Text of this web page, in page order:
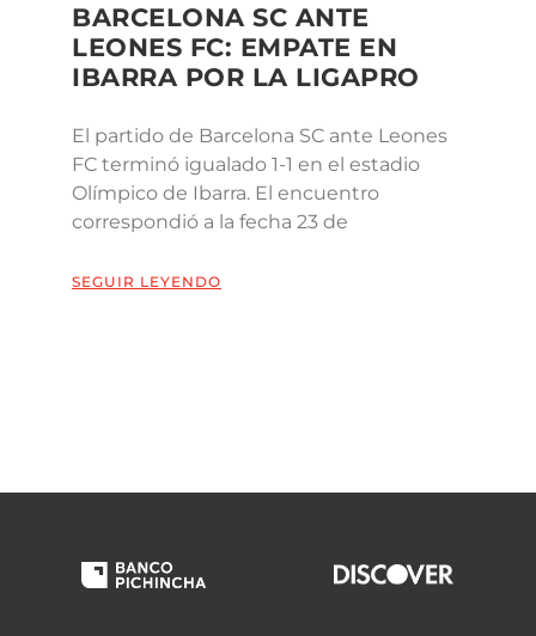
BARCELONA SC ANTE
LEONES FC: EMPATE EN
IBARRA POR LA LIGAPRO
El partido de Barcelona SC ante Leones
FC terminó igualado 1-1 en el estadio
Olímpico de Ibarra. El encuentro
correspondió a la fecha 23 de
SEGUIR LEYENDO